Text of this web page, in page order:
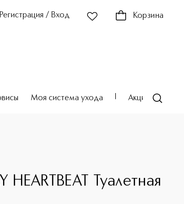
Регистрация / Вход Корзина
Моя система ухода Акции
HEARTBEAT Туалетная